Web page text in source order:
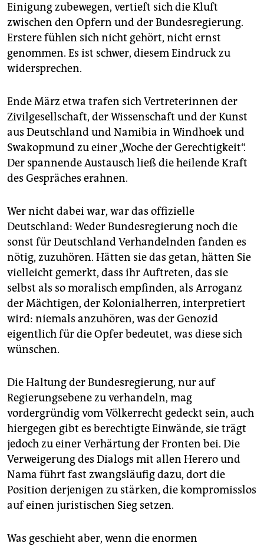
Einigung zubewegen, vertieft sich die Kluft
zwischen den Opfern und der Bundesregierung.
Erstere fühlen sich nicht gehört, nicht ernst
genommen. Es ist schwer, diesem Eindruck zu
widersprechen.
Ende März etwa trafen sich Vertreterinnen der
Zivilgesellschaft, der Wissenschaft und der Kunst
aus Deutschland und Namibia in Windhoek und
Swakopmund zu einer „Woche der Gerechtigkeit“.
Der spannende Austausch ließ die heilende Kraft
des Gespräches erahnen.
Wer nicht dabei war, war das offizielle
Deutschland: Weder Bundesregierung noch die
sonst für Deutschland Verhandelnden fanden es
nötig, zuzuhören. Hätten sie das getan, hätten Sie
vielleicht gemerkt, dass ihr Auftreten, das sie
selbst als so moralisch empfinden, als Arroganz
der Mächtigen, der Kolonialherren, interpretiert
wird: niemals anzuhören, was der Genozid
eigentlich für die Opfer bedeutet, was diese sich
wünschen.
Die Haltung der Bundesregierung, nur auf
Regierungsebene zu verhandeln, mag
vordergründig vom Völkerrecht gedeckt sein, auch
hiergegen gibt es berechtigte Einwände, sie trägt
jedoch zu einer Verhärtung der Fronten bei. Die
Verweigerung des Dialogs mit allen Herero und
Nama führt fast zwangsläufig dazu, dort die
Position derjenigen zu stärken, die kompromisslos
auf einen juristischen Sieg setzen.
Was geschieht aber, wenn die enormen